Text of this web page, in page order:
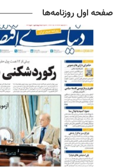
صفحه اول روزنامه‌ها